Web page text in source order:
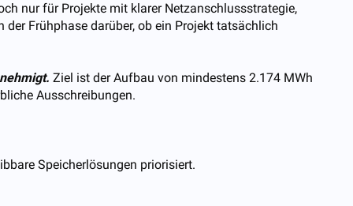
nur für Projekte mit klarer Netzanschlussstrategie,
Frühphase darüber, ob ein Projekt tatsächlich
Ziel ist der Aufbau von mindestens 2.174 MWh
Ausschreibungen.
Speicherlösungen priorisiert.